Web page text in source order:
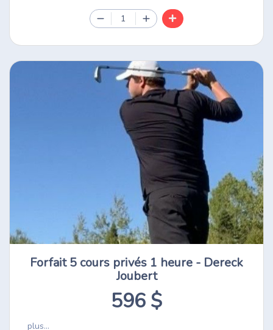
1
Forfait 5 cours privés 1 heure - Dereck
Joubert
596 $
plus...